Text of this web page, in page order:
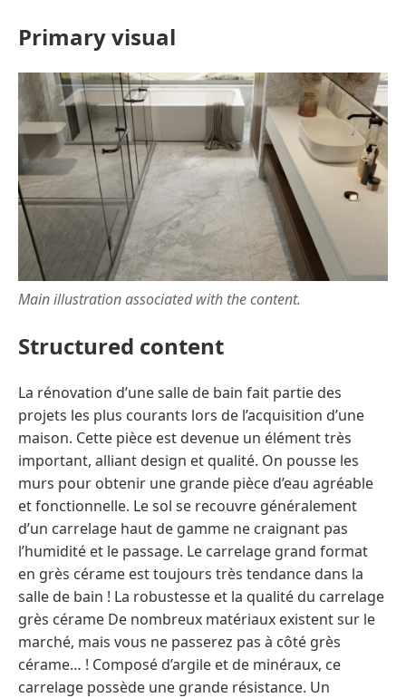
Primary visual
Main illustration associated with the content.
Structured content
La rénovation d’une salle de bain fait partie des
projets les plus courants lors de l’acquisition d’une
maison. Cette pièce est devenue un élément très
important, alliant design et qualité. On pousse les
murs pour obtenir une grande pièce d’eau agréable
et fonctionnelle. Le sol se recouvre généralement
d’un carrelage haut de gamme ne craignant pas
l’humidité et le passage. Le carrelage grand format
en grès cérame est toujours très tendance dans la
salle de bain ! La robustesse et la qualité du carrelage
grès cérame De nombreux matériaux existent sur le
marché, mais vous ne passerez pas à côté grès
cérame… ! Composé d’argile et de minéraux, ce
carrelage possède une grande résistance. Un